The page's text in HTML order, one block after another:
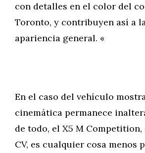
con detalles en el color del
Toronto, y contribuyen así a
apariencia general. «
En el caso del vehículo
cinemática permanece
de todo, el X5 M Competition,
CV, es cualquier cosa menos